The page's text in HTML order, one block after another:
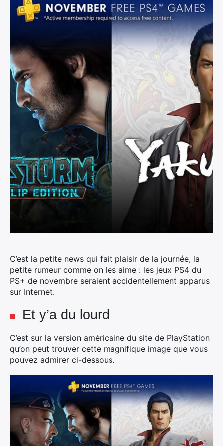
C’est la petite news qui fait plaisir de la journée, la
petite rumeur comme on les aime : les jeux PS4 du
PS+ de novembre seraient accidentellement apparus
sur Internet.
Et y’a du lourd
C’est sur la version américaine du site de PlayStation
qu’on peut trouver cette magnifique image que vous
pouvez admirer ci-dessous.